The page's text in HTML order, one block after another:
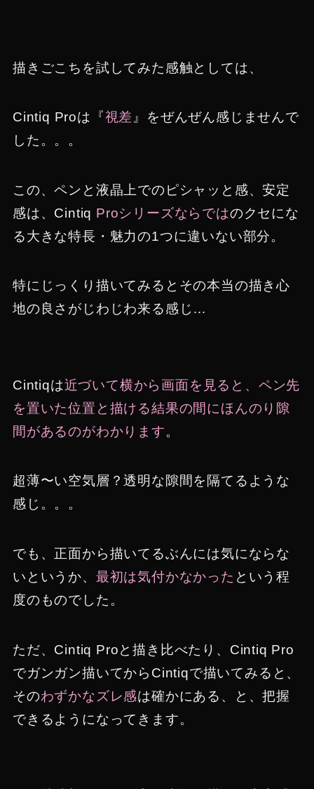
描きごこちを試してみた感触としては、
Cintiq Proは『視差 』をぜんぜん感じませんで
した。。。
この、ペンと液晶上でのピシャッと感、安定
感は、Cintiq Proシリーズならではのクセにな
る大きな特長・魅力の1つに違いない部分。
特にじっくり描いてみるとその本当の描き心
地の良さがじわじわ来る感じ…
Cintiqは近づいて横から画面を見ると、ペン先
を置いた位置と描ける結果の間にほんのり隙
間があるのがわかります。
超薄〜い空気層？透明な隙間を隔てるような
感じ。。。
でも、正面から描いてるぶんには気にならな
いというか、 最初は気付かなかった という程
度のものでした。
ただ、Cintiq Proと描き比べたり、Cintiq Pro
でガンガン描いてからCintiqで描いてみると、
そのわずかなズレ感は確かにある、と、把握
できるようになってきます。